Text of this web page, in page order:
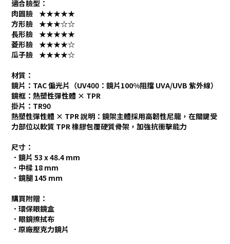
適合臉型：
肉圓臉 ★★★★★
方形臉 ★★★☆☆
長形臉 ★★★★★
菱形臉 ★★★★☆
瓜子臉 ★★★★☆
材質：
鏡片：TAC 偏光片（UV400：鏡片100%阻擋 UVA/UVB 紫外線）
鏡框：熱塑性彈性體 × TPR
掛片：TR90
熱塑性彈性體 × TPR 說明：鏡架主體採用高韌性尼龍，在關鍵受
力部位以軟質 TPR 橡膠包覆硬質骨架，加強抗衝擊能力
尺寸：
．鏡片 53 x 48.4 mm
．中樑 18 mm
．鏡腿 145 mm
購買附贈：
．環保眼鏡盒
．眼鏡擦拭布
．原廠壓克力鏡片